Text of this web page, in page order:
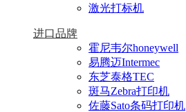
激光打标机
进口品牌
霍尼韦尔honeywell
易腾迈Intermec
东芝泰格TEC
斑马Zebra打印机
佐藤Sato条码打印机